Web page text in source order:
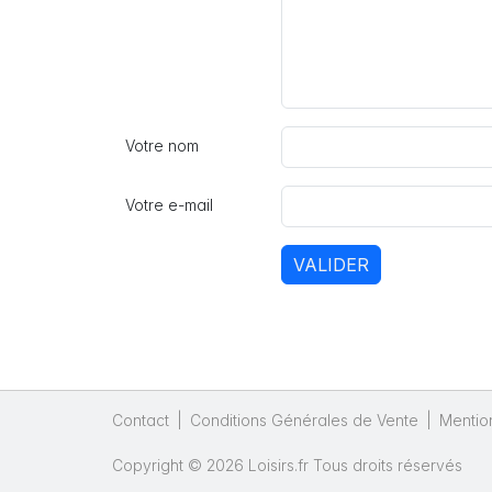
Votre nom
Votre e-mail
VALIDER
Contact Conditions Générales de Vente
Copyright © 2026 Loisirs.fr Tous droits réservés